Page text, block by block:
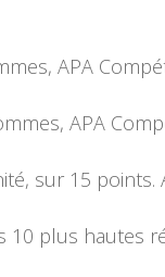
APA
APA
sur 15 points.
plus hautes